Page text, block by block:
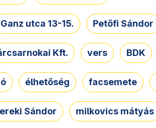
Ganz utca 13-15. Petőfi Sándor
Kft. vers BDK
élhetőség facsemete
Sándor milkovics mátyás